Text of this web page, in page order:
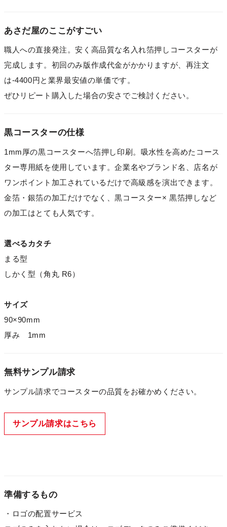
あさだ屋のここがすごい
職人への直接発注。安く高品質な名入れ箔押しコースターが
完成します。初回のみ版作成代金がかかりますが、再注文
は-4400円と業界最安値の単価です。
ぜひリピート購入した場合の安さでご検討ください。
黒コースターの仕様
1mm厚の黒コースターへ箔押し印刷。吸水性を高めたコース
ター専用紙を使用しています。企業名やブランド名、店名が
ワンポイント加工されているだけで高級感を演出できます。
金箔・銀箔の加工だけでなく、黒コースター× 黒箔押しなど
の加工はとても人気です。
選べるカタチ
まる型
しかく型（角丸 R6）
サイズ
90×90mm
厚み 1mm
無料サンプル請求
サンプル請求でコースターの品質をお確かめください。
サンプル請求はこちら
準備するもの
・ロゴの配置サービス